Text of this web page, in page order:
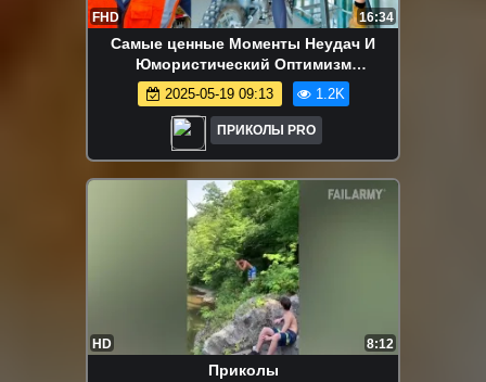
FHD 16:34
Самые ценные Моменты Неудач И
Юмористический Оптимизм
Строителей - Эпизод 46
2025-05-19 09:13 1.2K
ПРИКОЛЫ PRO
HD 8:12
Приколы